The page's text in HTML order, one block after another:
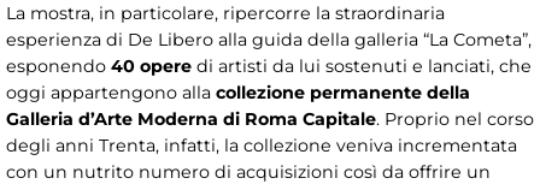
La mostra, in particolare, ripercorre la straordinaria
esperienza di De Libero alla guida della galleria “La Cometa”,
esponendo 40 opere di artisti da lui sostenuti e lanciati, che
oggi appartengono alla collezione permanente della
Galleria d’Arte Moderna di Roma Capitale. Proprio nel corso
degli anni Trenta, infatti, la collezione veniva incrementata
con un nutrito numero di acquisizioni così da offrire un